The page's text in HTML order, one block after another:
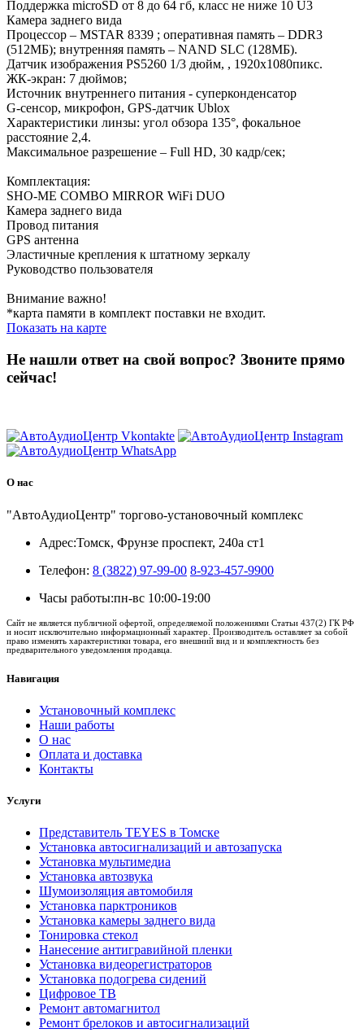
Поддержка microSD от 8 до 64 гб, класс не ниже 10 U3
Камера заднего вида
Процессор – MSTAR 8339 ; оперативная память – DDR3
(512МБ); внутренняя память – NAND SLC (128МБ).
Датчик изображения PS5260 1/3 дюйм, , 1920х1080пикс.
ЖК-экран: 7 дюймов;
Источник внутреннего питания - суперконденсатор
G-сенсор, микрофон, GPS-датчик Ublox
Характеристики линзы: угол обзора 135°, фокальное
расстояние 2,4.
Mаксимальное разрешение – Full HD, 30 кадр/сек;
Комплектация:
SHO-ME COMBO MIRROR WiFi DUO
Камера заднего вида
Провод питания
GPS антенна
Эластичные крепления к штатному зеркалу
Руководство пользователя
Внимание важно!
*карта памяти в комплект поставки не входит.
Показать на карте
Не нашли ответ на свой вопрос? Звоните прямо
сейчас!
О нас
"АвтоАудиоЦентр" торгово-установочный комплекс
Адрес:Томск, Фрунзе проспект, 240а ст1
Телефон: 8 (3822) 97-99-00 8-923-457-9900
Часы работы:пн-вс 10:00-19:00
Сайт не является публичной офертой, определяемой положениями Статьи 437(2) ГК РФ
и носит исключительно информационный характер. Производитель оставляет за собой
право изменять характеристики товара, его внешний вид и и комплектность без
предварительного уведомления продавца.
Навигация
Установочный комплекс
Наши работы
О нас
Оплата и доставка
Контакты
Услуги
Представитель TEYES в Томске
Установка автосигнализаций и автозапуска
Установка мультимедиа
Установка автозвука
Шумоизоляция автомобиля
Установка парктроников
Установка камеры заднего вида
Тонировка стекол
Нанесение антигравийной пленки
Установка видеорегистраторов
Установка подогрева сидений
Цифровое ТВ
Ремонт автомагнитол
Ремонт брелоков и автосигнализаций